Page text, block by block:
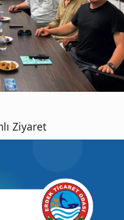
Ziyaret